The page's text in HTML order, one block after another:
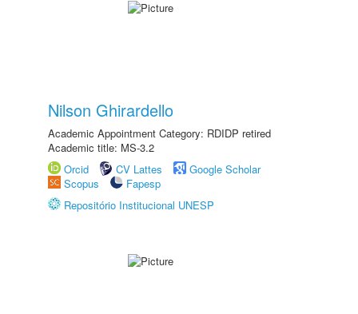
Nilson Ghirardello
Academic Appointment Category: RDIDP retired
Academic title: MS-3.2
Orcid
CV Lattes
Google Scholar
Scopus
Fapesp
Repositório Institucional UNESP